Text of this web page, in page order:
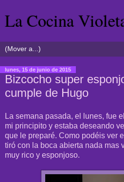
La Cocina
lunes, 15 de junio de 2015
Bizcocho super
cumple de Hugo
La semana pasada, el lunes, fue
mi principito y estaba deseando
que le preparé. Como podéis ver
tiró con la boca abierta nada mas
muy rico y esponjoso.